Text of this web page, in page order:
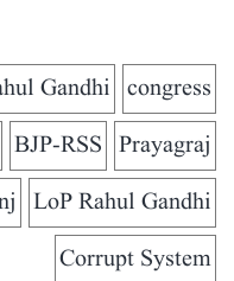
congress
Gandhi
Prayagraj
BJP-RSS
LoP Rahul Gandhi
Corrupt System